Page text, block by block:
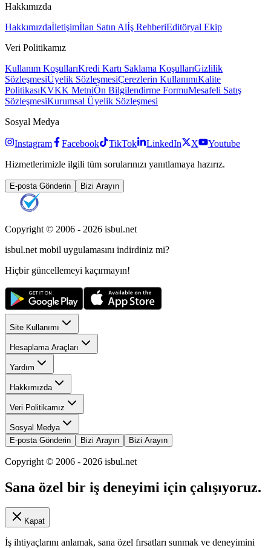
Hakkımızda
Hakkımızdaİletişimİlan Satın Alİş RehberiEditöryal Ekip
Veri Politikamız
Kullanım KoşullarıKredi Kartı Saklama KoşullarıGizlilik
SözleşmesiÜyelik SözleşmesiÇerezlerin KullanımıKalite
PolitikasıKVKK MetniÖn Bilgilendirme FormuMesafeli Satış
SözleşmesiKurumsal Üyelik Sözleşmesi
Sosyal Medya
Instagram Facebook TikTok LinkedIn X
Youtube
Hizmetlerimizle ilgili tüm sorularınızı yanıtlamaya hazırız.
E-posta Gönderin Bizi Arayın
Copyright © 2006 - 2026 isbul.net
isbul.net mobil uygulamasını indirdiniz mi?
Hiçbir güncellemeyi kaçırmayın!
Site Kullanımı
Hesaplama Araçları
Yardım
Hakkımızda
Veri Politikamız
Sosyal Medya
E-posta Gönderin
Bizi Arayın Bizi Arayın
Copyright © 2006 - 2026 isbul.net
Sana özel bir iş deneyimi için çalışıyoruz.
Kapat
İş ihtiyaçlarını anlamak, sana özel fırsatları sunmak ve deneyimini